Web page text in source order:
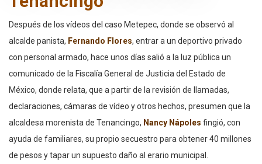
Después de los vídeos del caso Metepec, donde se observó al
alcalde panista, Fernando Flores, entrar a un deportivo privado
con personal armado, hace unos días salió a la luz pública un
comunicado de la Fiscalía General de Justicia del Estado de
México, donde relata, que a partir de la revisión de llamadas,
declaraciones, cámaras de vídeo y otros hechos, presumen que la
alcaldesa morenista de Tenancingo, Nancy Nápoles fingió, con
ayuda de familiares, su propio secuestro para obtener 40 millones
de pesos y tapar un supuesto daño al erario municipal.